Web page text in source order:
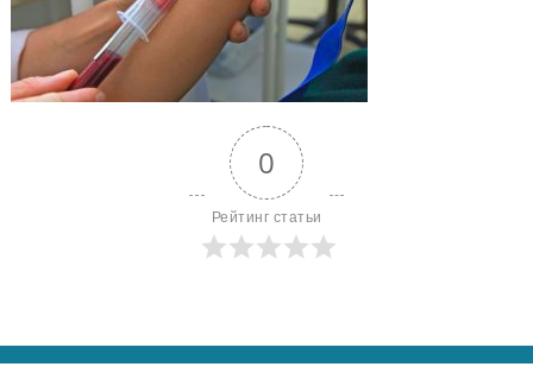
0
Рейтинг статьи